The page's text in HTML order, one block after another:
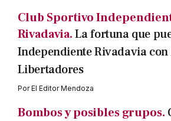
Club Sportivo
Rivadavia.La fortuna que
Independiente Rivadavia con
Libertadores
PorEl Editor Mendoza
Bombos y posibles grupos.